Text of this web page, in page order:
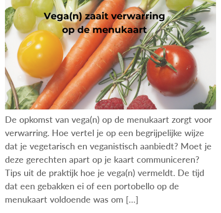
De opkomst van vega(n) op de menukaart zorgt voor
verwarring. Hoe vertel je op een begrijpelijke wijze
dat je vegetarisch en veganistisch aanbiedt? Moet je
deze gerechten apart op je kaart communiceren?
Tips uit de praktijk hoe je vega(n) vermeldt. De tijd
dat een gebakken ei of een portobello op de
menukaart voldoende was om […]